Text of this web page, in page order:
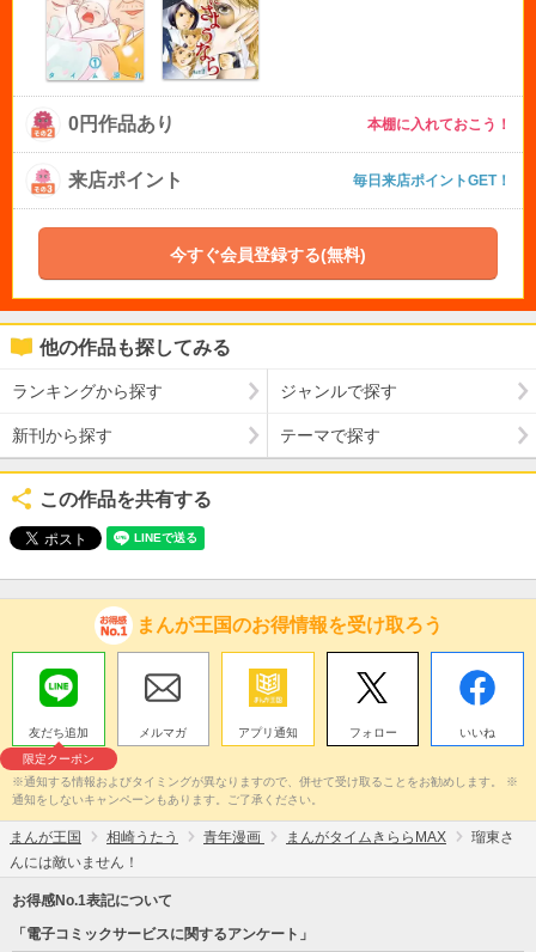
0円作品あり 本棚に入れておこう！
来店ポイント 毎日来店ポイントGET！
今すぐ会員登録する(無料)
他の作品も探してみる
ランキングから探す ジャンルで探す
新刊から探す テーマで探す
この作品を共有する
まんが王国のお得情報を受け取ろう
友だち追加
限定クーポン
メルマガ アプリ通知 フォロー いいね
※通知する情報およびタイミングが異なりますので、併せて受け取ることをお勧めします。 ※
通知をしないキャンペーンもあります。ご了承ください。
まんが王国 相崎うたう 青年漫画 まんがタイムきららMAX
瑠東さ
んには敵いません！
お得感No.1表記について
「電子コミックサービスに関するアンケート」